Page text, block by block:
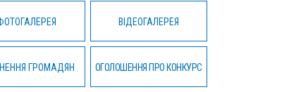
ВІДЕОГАЛЕРЕЯ
ГРОМАДЯН ОГОЛОШЕННЯ ПРО КОНКУРС